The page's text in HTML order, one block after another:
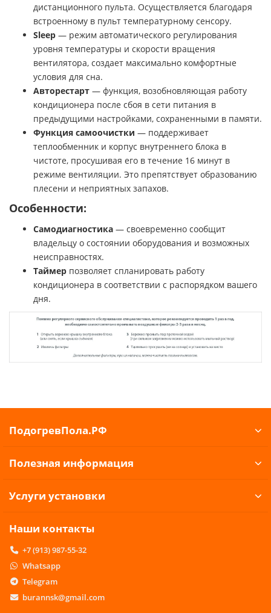
дистанционного пульта. Осуществляется благодаря
встроенному в пульт температурному сенсору.
Sleep — режим автоматического регулирования
уровня температуры и скорости вращения
вентилятора, создает максимально комфортные
условия для сна.
Авторестарт — функция, возобновляющая работу
кондиционера после сбоя в сети питания в
предыдущими настройками, сохраненными в памяти.
Функция самоочистки — поддерживает
теплообменник и корпус внутреннего блока в
чистоте, просушивая его в течение 16 минут в
режиме вентиляции. Это препятствует образованию
плесени и неприятных запахов.
Особенности:
Самодиагностика — своевременно сообщит
владельцу о состоянии оборудования и возможных
неисправностях.
Таймер позволяет спланировать работу
кондиционера в соответствии с распорядком вашего
дня.
ПодогревПола.РФ
Полезная информация
Услуги установки
Наши контакты
+7 (913) 987-55-32
Whatsapp
Telegram
burannsk@gmail.com